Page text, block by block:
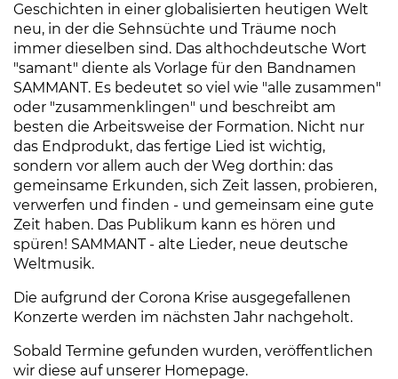
Geschichten in einer globalisierten heutigen Welt
neu, in der die Sehnsüchte und Träume noch
immer dieselben sind. Das althochdeutsche Wort
"samant" diente als Vorlage für den Bandnamen
SAMMANT. Es bedeutet so viel wie "alle zusammen"
oder "zusammenklingen" und beschreibt am
besten die Arbeitsweise der Formation. Nicht nur
das Endprodukt, das fertige Lied ist wichtig,
sondern vor allem auch der Weg dorthin: das
gemeinsame Erkunden, sich Zeit lassen, probieren,
verwerfen und finden - und gemeinsam eine gute
Zeit haben. Das Publikum kann es hören und
spüren! SAMMANT - alte Lieder, neue deutsche
Weltmusik.
Die aufgrund der Corona Krise ausgegefallenen
Konzerte werden im nächsten Jahr nachgeholt.
Sobald Termine gefunden wurden, veröffentlichen
wir diese auf unserer Homepage.